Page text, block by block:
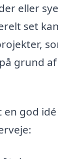
eller
set
grund
god